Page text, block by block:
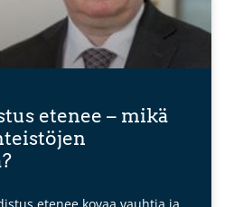
etenee – mikä